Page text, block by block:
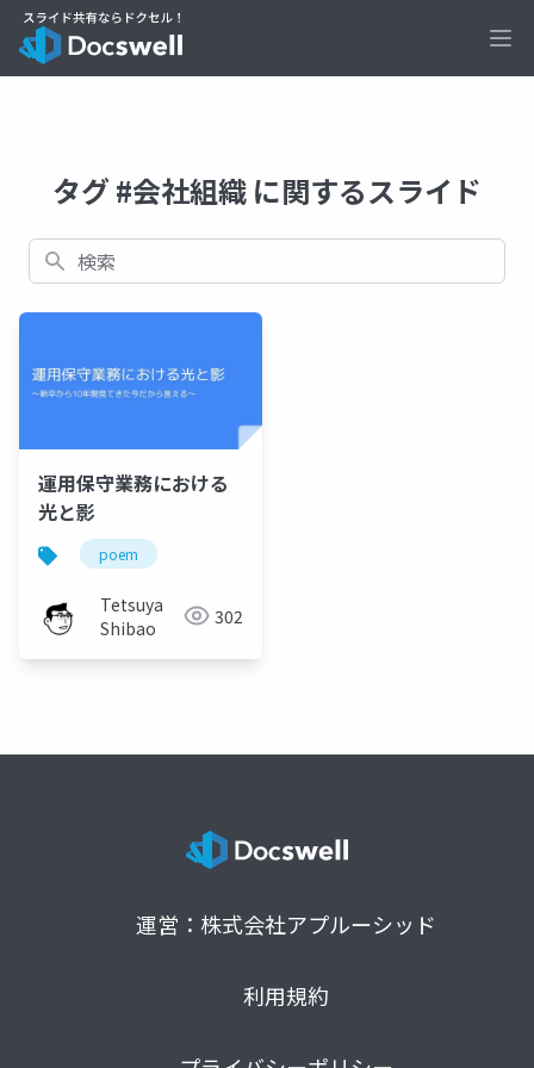
タグ #会社組織 に関するスライド
検索
運用保守業務における
光と影
poem
Tetsuya
Shibao
302
運営：株式会社アプルーシッド
利用規約